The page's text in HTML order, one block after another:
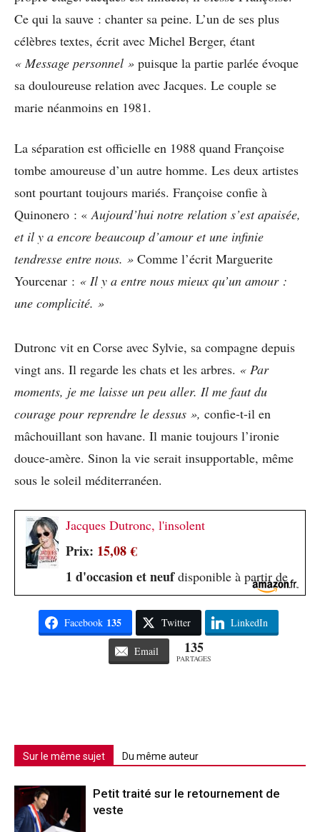
Ce qui la sauve : chanter sa peine. L’un de ses plus
célèbres textes, écrit avec Michel Berger, étant
« Message personnel » puisque la partie parlée évoque
sa douloureuse relation avec Jacques. Le couple se
marie néanmoins en 1981.
La séparation est officielle en 1988 quand Françoise
tombe amoureuse d’un autre homme. Les deux artistes
sont pourtant toujours mariés. Françoise confie à
Quinonero : « Aujourd’hui notre relation s’est apaisée,
et il y a encore beaucoup d’amour et une infinie
tendresse entre nous. » Comme l’écrit Marguerite
Yourcenar : « Il y a entre nous mieux qu’un amour :
une complicité. »
Dutronc vit en Corse avec Sylvie, sa compagne depuis
vingt ans. Il regarde les chats et les arbres. « Par
moments, je me laisse un peu aller. Il me faut du
courage pour reprendre le dessus », confie-t-il en
mâchouillant son havane. Il manie toujours l’ironie
douce-amère. Sinon la vie serait insupportable, même
sous le soleil méditerranéen.
Jacques Dutronc, l'insolent
Prix: 15,08 €
1 d'occasion et neufdisponible à partir de
Facebook 135 Twitter LinkedIn
Email 135
PARTAGES
Sur le même sujet Du même auteur
Petit traité sur le retournement de
veste